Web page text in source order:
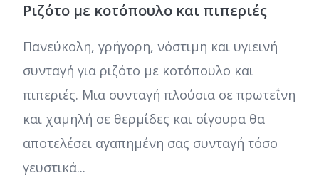
Ριζότο με κοτόπουλο και πιπεριές
Πανεύκολη, γρήγορη, νόστιμη και υγιεινή
συνταγή για ριζότο με κοτόπουλο και
πιπεριές. Μια συνταγή πλούσια σε πρωτεΐνη
και χαμηλή σε θερμίδες και σίγουρα θα
αποτελέσει αγαπημένη σας συνταγή τόσο
γευστικά...